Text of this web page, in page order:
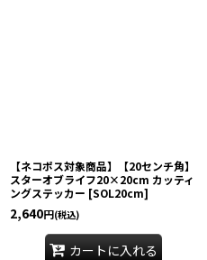
【ネコポス対象商品】【20センチ角】
スターオブライフ20×20cm カッティ
ングステッカー [SOL20cm]
2,640円(税込)
カートに入れる